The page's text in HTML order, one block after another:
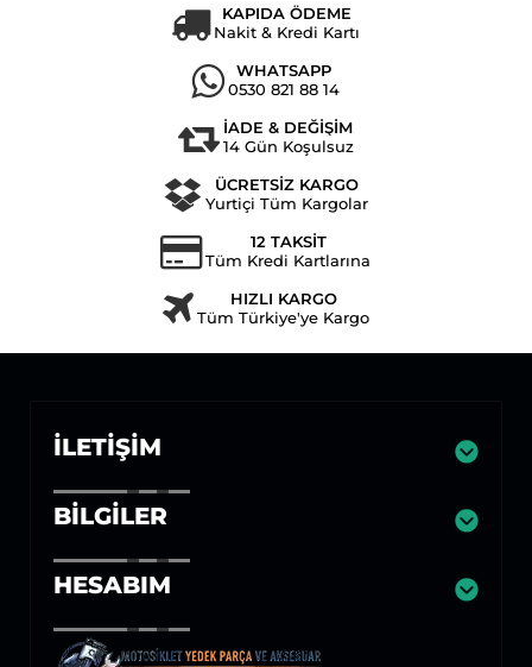
KAPIDA ÖDEME
Nakit & Kredi Kartı
WHATSAPP
0530 821 88 14
İADE & DEĞİŞİM
14 Gün Koşulsuz
ÜCRETSİZ KARGO
Yurtiçi Tüm Kargolar
12 TAKSİT
Tüm Kredi Kartlarına
HIZLI KARGO
Tüm Türkiye'ye Kargo
İLETIŞIM
BILGILER
HESABIM